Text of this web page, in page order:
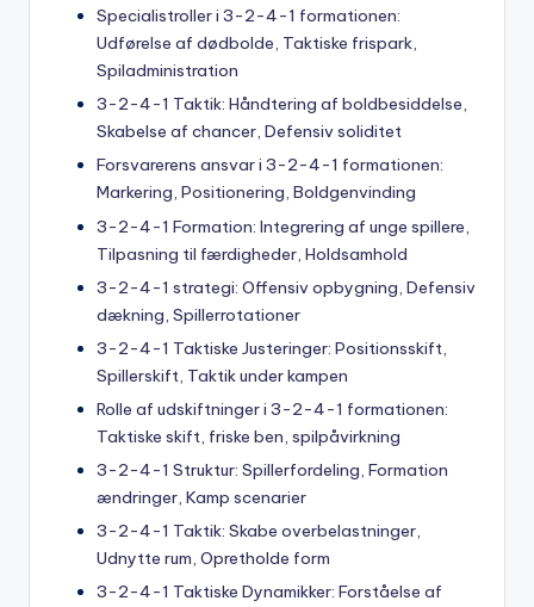
Specialistroller i 3-2-4-1 formationen:
Udførelse af dødbolde, Taktiske frispark,
Spiladministration
3-2-4-1 Taktik: Håndtering af boldbesiddelse,
Skabelse af chancer, Defensiv soliditet
Forsvarerens ansvar i 3-2-4-1 formationen:
Markering, Positionering, Boldgenvinding
3-2-4-1 Formation: Integrering af unge spillere,
Tilpasning til færdigheder, Holdsamhold
3-2-4-1 strategi: Offensiv opbygning, Defensiv
dækning, Spillerrotationer
3-2-4-1 Taktiske Justeringer: Positionsskift,
Spillerskift, Taktik under kampen
Rolle af udskiftninger i 3-2-4-1 formationen:
Taktiske skift, friske ben, spilpåvirkning
3-2-4-1 Struktur: Spillerfordeling, Formation
ændringer, Kamp scenarier
3-2-4-1 Taktik: Skabe overbelastninger,
Udnytte rum, Opretholde form
3-2-4-1 Taktiske Dynamikker: Forståelse af